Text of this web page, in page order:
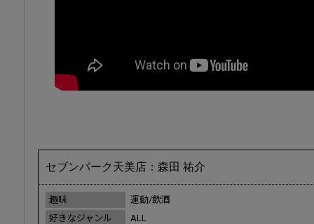
セブンパーク天美店：森田 祐介
趣味
運動/飲酒
好きなジャンル
ALL